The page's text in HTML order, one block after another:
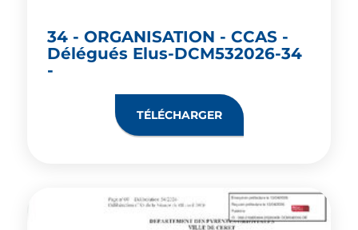
34 - ORGANISATION - CCAS -
Délégués Elus-DCM532026-34
-
TÉLÉCHARGER